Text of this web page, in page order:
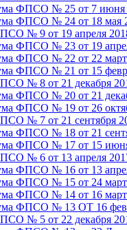
ФПСО № 25 от 7 июня
ФПСО № 24 от 18 мая
№ 9 от 19 апреля
ФПСО № 23 от 19
ФПСО № 22 от 22
ФПСО № 21 от 15
№ 8 от 21 декабря
ФПСО № 20 от 21
ФПСО № 19 от 26
№ 7 от 21 сентября
ФПСО № 18 от 21
ФПСО № 17 от 15
№ 6 от 13 апреля
ФПСО № 16 от 13
ФПСО № 15 от 24
ФПСО № 14 от 16
ФПСО № 13 ОТ 16
№ 5 от 22 декабря